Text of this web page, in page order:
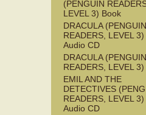
(PENGUIN
LEVEL 3) Book
DRACULA (PENGUIN
READERS, LEVEL
Audio CD
DRACULA (PENGUIN
READERS, LEVEL
EMIL AND THE
DETECTIVES
READERS, LEVEL
Audio CD